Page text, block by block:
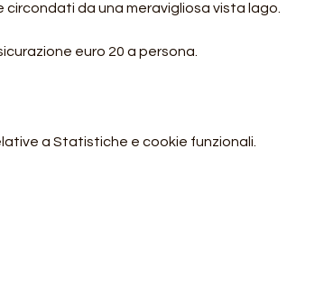
da una meravigliosa vista lago.
euro 20 a persona.
a Statistiche e cookie funzionali.